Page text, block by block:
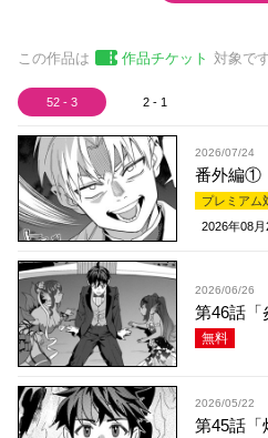
この作品は 作品チケット 対象で
52 - 3 2 - 1
2026/07/24
番外編①
プレミアム
2026年08月
2026/06/26
第46話「
無料
2026/05/22
第45話「